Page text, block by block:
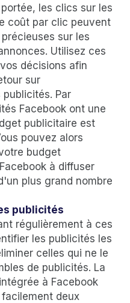
les clics sur les
coût par clic peuvent
sur les
Utilisez ces
décisions afin
sur
Par
Facebook ont une
publicitaire est
pouvez alors
budget
à diffuser
plus grand nombre
publicités
régulièrement à ces
les publicités les
celles qui ne le
de publicités. La
intégrée à Facebook
deux